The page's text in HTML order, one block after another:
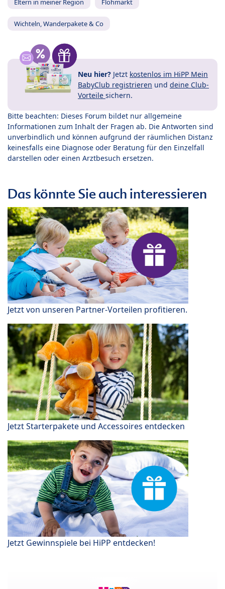
Eltern in meiner Region Flohmarkt
Wichteln, Wanderpakete & Co
Neu hier? Jetzt kostenlos im HiPP Mein
BabyClub registrieren und deine Club-
Vorteile sichern.
Bitte beachten: Dieses Forum bildet nur allgemeine
Informationen zum Inhalt der Fragen ab. Die Antworten sind
unverbindlich und können aufgrund der räumlichen Distanz
keinesfalls eine Diagnose oder Beratung für den Einzelfall
darstellen oder einen Arztbesuch ersetzen.
Das könnte Sie auch interessieren
Jetzt von unseren Partner-Vorteilen profitieren.
Jetzt Starterpakete und Accessoires entdecken
Jetzt Gewinnspiele bei HiPP entdecken!